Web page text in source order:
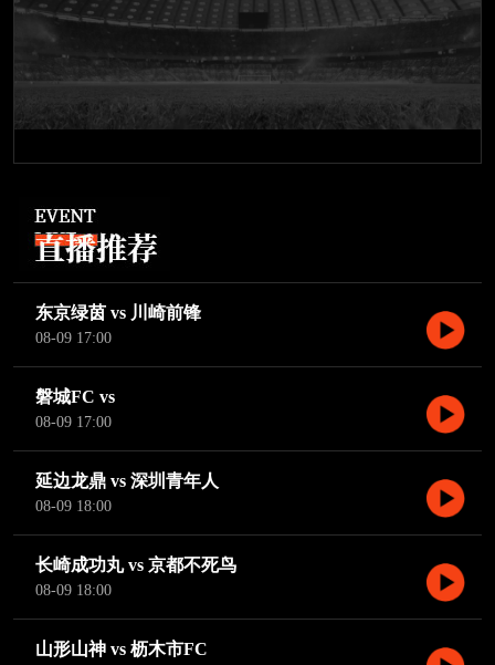
东京绿茵 vs 川崎前锋
08-09 17:00
磐城FC vs
08-09 17:00
延边龙鼎 vs 深圳青年人
08-09 18:00
长崎成功丸 vs 京都不死鸟
08-09 18:00
山形山神 vs 枥木市FC